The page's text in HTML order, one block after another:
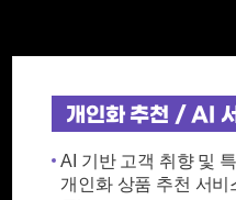
개인화 추천 / AI
AI 기반 고객 취향 및
개인화 상품 추천 서비